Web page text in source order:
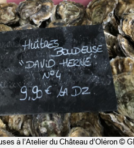
à l’Atelier du Château d’Oléron ©